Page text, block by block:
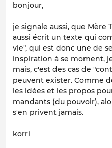
bonjour,
je signale aussi, que Mère
aussi écrit un texte qui
vie", qui est donc une de
inspiration à se moment,
mais, c'est des cas de
peuvent exister. Comme
les idées et les propos
mandants (du pouvoir),
s'en privent jamais.
korri